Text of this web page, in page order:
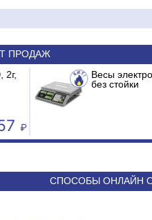
ПРОДАЖ
MERTECH M-ER 326 AC-
система ABASK ABK-12
СПОСОБЫ ОНЛАЙН